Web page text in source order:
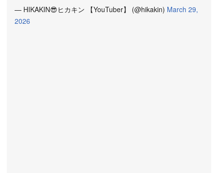
— HIKAKIN😎ヒカキン 【YouTuber】 (@hikakin) March 29,
2026